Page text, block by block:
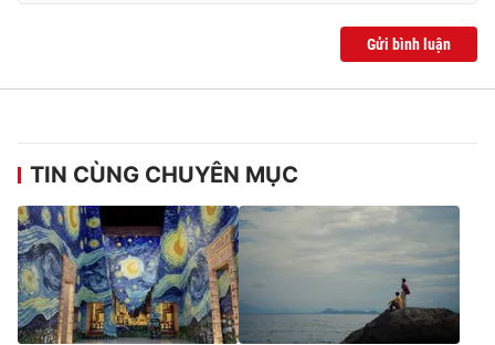
Gửi bình luận
TIN CÙNG CHUYÊN MỤC